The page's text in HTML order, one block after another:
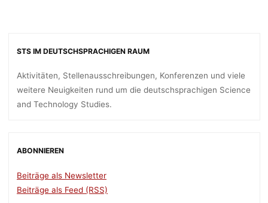
STS IM DEUTSCHSPRACHIGEN RAUM
Aktivitäten, Stellenausschreibungen, Konferenzen und viele
weitere Neuigkeiten rund um die deutschsprachigen Science
and Technology Studies.
ABONNIEREN
Beiträge als Newsletter
Beiträge als Feed (RSS)